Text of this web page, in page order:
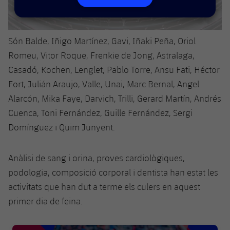
Serveis Mèdics
Accessibilitat
Instal·lacions
SUB8 B
Història
Palmarès
Infantil A
Infantil B
Entrades
Resultats
Classificació
Jugadors
Fotos
Història
Calendari
Resultats
Jugadors
Classificació
Actualitat
Juvenil
Infantil
Aleví
Campus Verano
PLUSICON
MÉS
Primer equip
plusicon
més
Actualitat
Calendari
Entrades
Resultats
Barça Atlètic
plusicon
més
Calendari
Resultats
Actualitat
Barça C
Campus Estiu
PLUSICON
MÉS
plusicon
més
Són Balde, Iñigo Martínez, Gavi, Iñaki Peña, Oriol
Romeu, Vitor Roque, Frenkie de Jong, Astralaga,
Casadó, Kochen, Lenglet, Pablo Torre, Ansu Fati, Héctor
Fort, Julián Araujo, Valle, Unai, Marc Bernal, Angel
Alarcón, Mika Faye, Darvich, Trilli, Gerard Martín, Andrés
Cuenca, Toni Fernández, Guille Fernández, Sergi
Domínguez i Quim Junyent.
Anàlisi de sang i orina, proves cardiològiques,
podologia, composició corporal i dentista han estat les
activitats que han dut a terme els culers en aquest
primer dia de feina.